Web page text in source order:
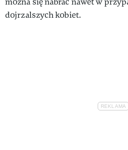
dojrzalszych kobiet.